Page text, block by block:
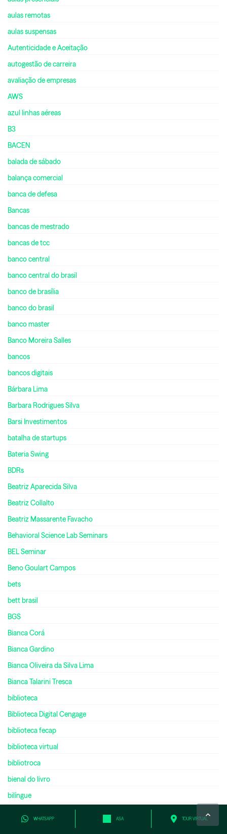
WHATSAPP ASA TOUR VIRTUAL
aulas remotas
aulas suspensas
Autenticidade e Aceitação
autogestão de carreira
avaliação de empresas
AWS
azul linhas aéreas
B3
BACEN
balada de sábado
balança comercial
banca de defesa
Bancas
bancas de mestrado
bancas de tcc
banco central
banco central do brasil
banco de brasília
banco do brasil
banco master
Banco Moreira Salles
bancos
bancos digitais
Bárbara Lima
Barbara Rodrigues Silva
Barsi Investimentos
batalha de startups
Bateria Swing
BDRs
Beatriz Aparecida Silva
Beatriz Collalto
Beatriz Massarente Favacho
Behavioral Science Lab Seminars
BEL Seminar
Beno Goulart Campos
bets
bett brasil
BGS
Bianca Corá
Bianca Gardino
Bianca Oliveira da Silva Lima
Bianca Talarini Tresca
biblioteca
Biblioteca Digital Cengage
biblioteca fecap
biblioteca virtual
bibliotroca
bienal do livro
bilíngue